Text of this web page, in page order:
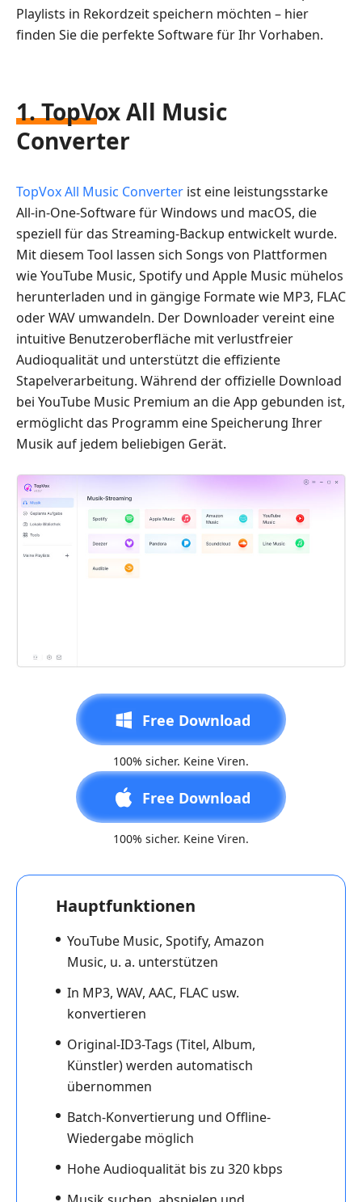
Playlists in Rekordzeit speichern möchten – hier
finden Sie die perfekte Software für Ihr Vorhaben.
1. TopVox All Music
Converter
TopVox All Music Converter ist eine leistungsstarke
All-in-One-Software für Windows und macOS, die
speziell für das Streaming-Backup entwickelt wurde.
Mit diesem Tool lassen sich Songs von Plattformen
wie YouTube Music, Spotify und Apple Music mühelos
herunterladen und in gängige Formate wie MP3, FLAC
oder WAV umwandeln. Der Downloader vereint eine
intuitive Benutzeroberfläche mit verlustfreier
Audioqualität und unterstützt die effiziente
Stapelverarbeitung. Während der offizielle Download
bei YouTube Music Premium an die App gebunden ist,
ermöglicht das Programm eine Speicherung Ihrer
Musik auf jedem beliebigen Gerät.
Free Download
100% sicher. Keine Viren.
Free Download
100% sicher. Keine Viren.
Hauptfunktionen
YouTube Music, Spotify, Amazon
Music, u. a. unterstützen
In MP3, WAV, AAC, FLAC usw.
konvertieren
Original-ID3-Tags (Titel, Album,
Künstler) werden automatisch
übernommen
Batch-Konvertierung und Offline-
Wiedergabe möglich
Hohe Audioqualität bis zu 320 kbps